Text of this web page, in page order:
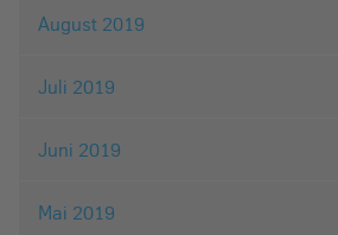
August 2019
Juli 2019
Juni 2019
Mai 2019